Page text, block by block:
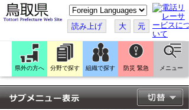
こ
の
ペ
ー
ジ
翻
訳
す
る
読み上げ 大 元
県外の方へ 分野で探す 組織で探す 防災 緊急 メニュー